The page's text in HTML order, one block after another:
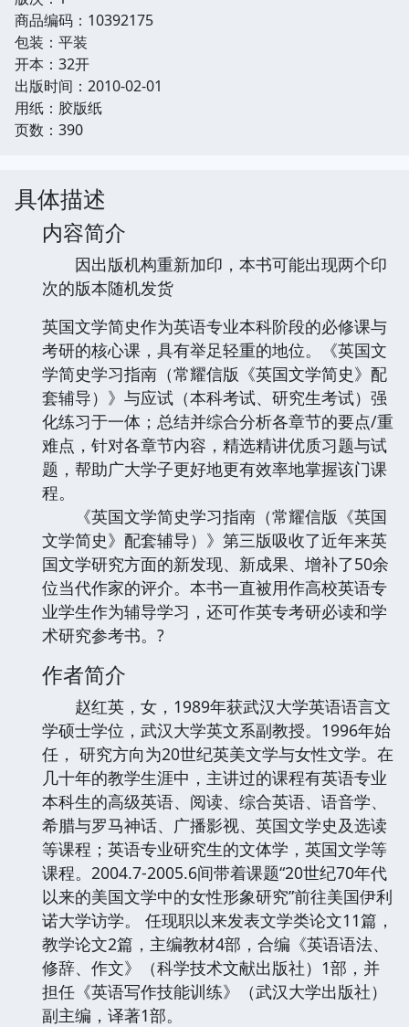
商品编码：10392175
包装：平装
开本：32开
出版时间：2010-02-01
用纸：胶版纸
页数：390
具体描述
内容简介
因出版机构重新加印，本书可能出现两个印
次的版本随机发货
英国文学简史作为英语专业本科阶段的必修课与
考研的核心课，具有举足轻重的地位。《英国文
学简史学习指南（常耀信版《英国文学简史》配
套辅导）》与应试（本科考试、研究生考试）强
化练习于一体；总结并综合分析各章节的要点/重
难点，针对各章节内容，精选精讲优质习题与试
题，帮助广大学子更好地更有效率地掌握该门课
程。
《英国文学简史学习指南（常耀信版《英国
文学简史》配套辅导）》第三版吸收了近年来英
国文学研究方面的新发现、新成果、增补了50余
位当代作家的评介。本书一直被用作高校英语专
业学生作为辅导学习，还可作英专考研必读和学
术研究参考书。?
作者简介
赵红英，女，1989年获武汉大学英语语言文
学硕士学位，武汉大学英文系副教授。1996年始
任， 研究方向为20世纪英美文学与女性文学。在
几十年的教学生涯中，主讲过的课程有英语专业
本科生的高级英语、阅读、综合英语、语音学、
希腊与罗马神话、广播影视、英国文学史及选读
等课程；英语专业研究生的文体学，英国文学等
课程。2004.7-2005.6间带着课题“20世纪70年代
以来的美国文学中的女性形象研究”前往美国伊利
诺大学访学。 任现职以来发表文学类论文11篇，
教学论文2篇，主编教材4部，合编《英语语法、
修辞、作文》（科学技术文献出版社）1部，并
担任《英语写作技能训练》（武汉大学出版社）
副主编，译著1部。